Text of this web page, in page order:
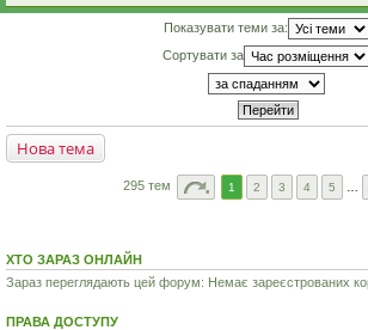
Показувати теми за:
Сортувати за
Нова тема
295 тем 1 2 3 4 5
ХТО ЗАРАЗ ОНЛАЙН
Зараз переглядають цей форум: Немає зареєстрованих
ПРАВА ДОСТУПУ